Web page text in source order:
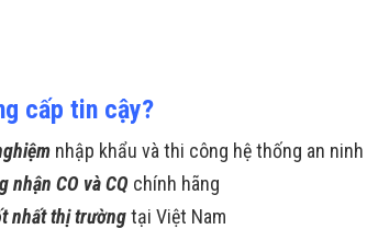
cấp tin cậy?
nhập khẩu và thi công hệ thống an ninh
nhận CO và CQ chính hãng
nhất thị trườngtại Việt Nam